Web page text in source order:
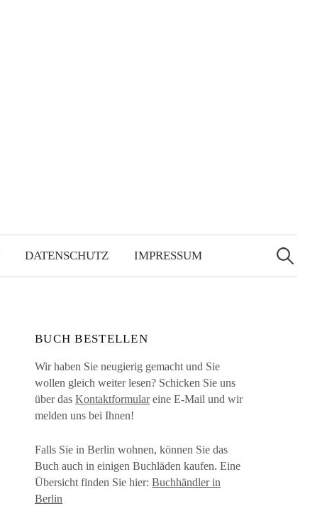
DATENSCHUTZ IMPRESSUM
Suchen
nach:
BUCH BESTELLEN
Wir haben Sie neugierig gemacht und Sie
wollen gleich weiter lesen? Schicken Sie uns
über dasKontaktformulareine E-Mail und wir
melden uns bei Ihnen!
Falls Sie in Berlin wohnen, können Sie das
Buch auch in einigen Buchläden kaufen. Eine
Übersicht finden Sie hier:Buchhändler in
Berlin